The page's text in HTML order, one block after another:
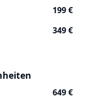
199 €
349 €
649 €